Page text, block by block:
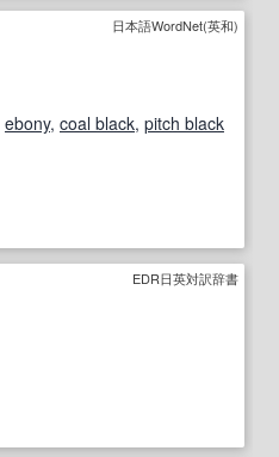
日本語WordNet(英和)
ebony, coal black, pitch black
EDR日英対訳辞書